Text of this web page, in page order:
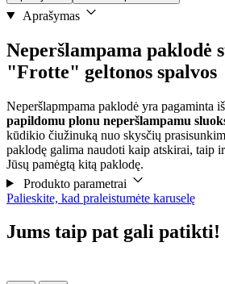
Aprašymas
Neperšlampama paklodė
"Frotte" geltonos spalvos
Neperšlapmpama paklodė yra pagaminta
papildomu plonu neperšlampamu
kūdikio čiužinuką nuo skysčių
paklodę galima naudoti kaip atskirai, taip
Jūsų pamėgtą kitą paklodę.
Produkto parametrai
Palieskite, kad praleistumėte karuselę
Jums taip pat gali patikti!